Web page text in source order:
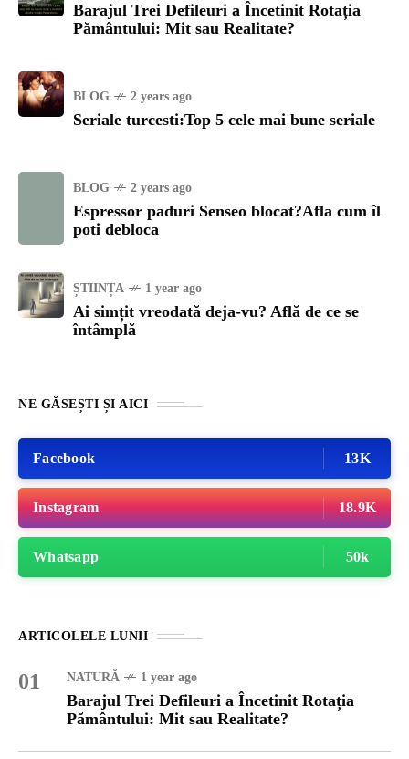
Barajul Trei Defileuri a Încetinit Rotația
Pământului: Mit sau Realitate?
BLOG 2 years ago
Seriale turcesti:Top 5 cele mai bune seriale
BLOG 2 years ago
Espressor paduri Senseo blocat?Afla cum îl
poti debloca
ȘTIINȚA 1 year ago
Ai simțit vreodată deja-vu? Află de ce se
întâmplă
NE GĂSEȘTI ȘI AICI
Facebook 13K
Instagram 18.9K
Whatsapp 50k
ARTICOLELE LUNII
01 NATURĂ 1 year ago
Barajul Trei Defileuri a Încetinit Rotația
Pământului: Mit sau Realitate?